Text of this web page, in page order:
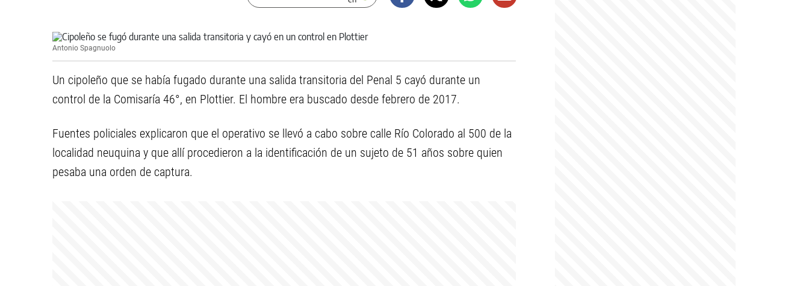
Antonio Spagnuolo
Un cipoleño que se había fugado durante una salida transitoria del Penal 5 cayó durante un
control de la Comisaría 46°, en Plottier. El hombre era buscado desde febrero de 2017.
Fuentes policiales explicaron que el operativo se llevó a cabo sobre calle Río Colorado al 500 de la
localidad neuquina y que allí procedieron a la identificación de un sujeto de 51 años sobre quien
pesaba una orden de captura.